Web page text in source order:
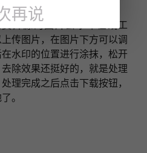
开源的图片去水印在线工
传图片，在图片下方可以调
水印的位置进行涂抹，松开
除效果还挺好的，就是处理
理完成之后点击下载按钮，
。
再说